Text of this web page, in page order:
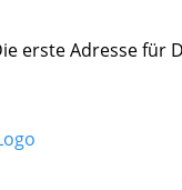
erste Adresse für